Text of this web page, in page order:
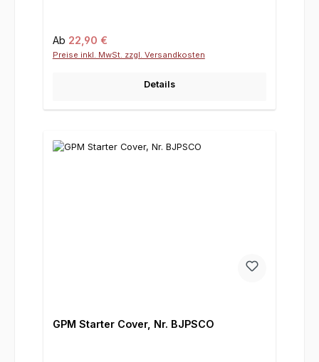
Regulärer Preis:
Ab 22,90 €
Preise inkl. MwSt. zzgl. Versandkosten
Details
GPM Starter Cover, Nr. BJPSCO